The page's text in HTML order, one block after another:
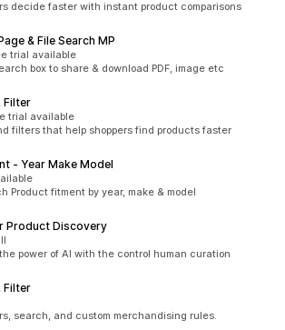
decide faster with instant product comparisons
& File Search MP
trial available
box to share & download PDF, image etc
Filter
trial available
filters that help shoppers find products faster
‑ Year Make Model
Product fitment by year, make & model
Product Discovery
power of AI with the control human curation
Filter
search, and custom merchandising rules.